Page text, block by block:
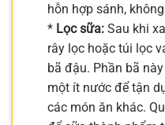
hỗn hợp sánh,
* Lọc sữa: Sau khi
rây lọc hoặc túi lọc
bã đậu. Phần bã
một ít nước để tận
các món ăn khác.